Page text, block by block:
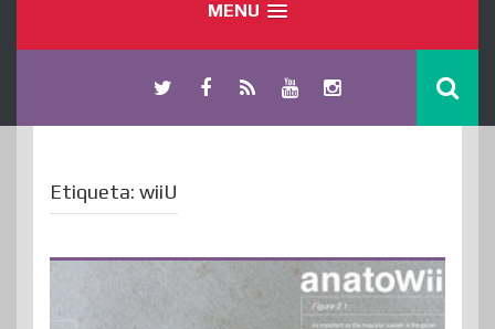
MENU
Etiqueta: wiiU